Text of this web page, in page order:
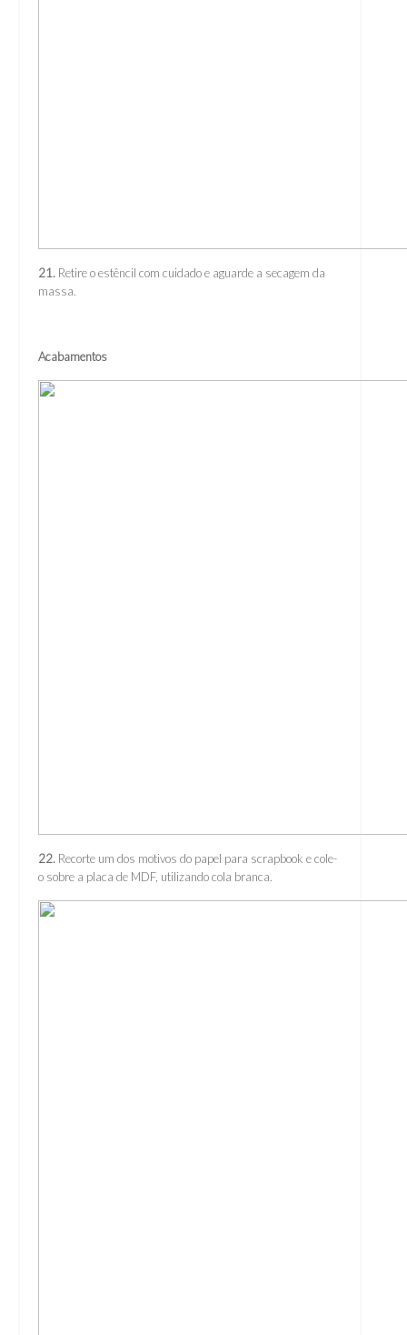
21. Retire o estêncil com cuidado e aguarde a secagem da
massa.
Acabamentos
22. Recorte um dos motivos do papel para scrapbook e cole-
o sobre a placa de MDF, utilizando cola branca.